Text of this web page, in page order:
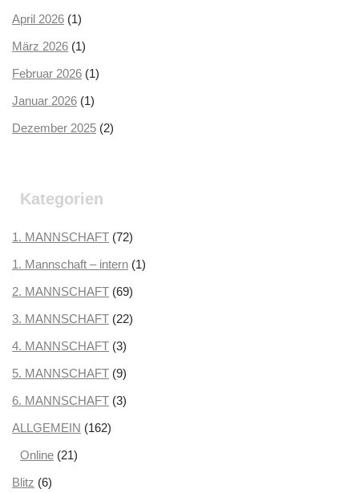
April 2026 (1)
März 2026 (1)
Februar 2026 (1)
Januar 2026 (1)
Dezember 2025 (2)
August 2025
Juli 2025(3)
Juni 2025(1)
Mai 2025(1)
April 2025(3)
März 2025(3)
Februar 2025(2)
Januar 2025(2)
Dezember 2024(3)
November 2024
Oktober 2024
Kategorien
1. MANNSCHAFT (72)
1. Mannschaft – intern (1)
2. MANNSCHAFT (69)
3. MANNSCHAFT (22)
4. MANNSCHAFT (3)
5. MANNSCHAFT (9)
6. MANNSCHAFT (3)
ALLGEMEIN (162)
Online (21)
Blitz (6)